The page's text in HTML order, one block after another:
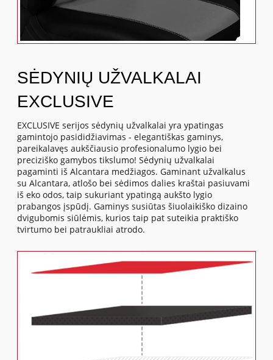
SĖDYNIŲ UŽVALKALAI
EXCLUSIVE
EXCLUSIVE serijos sėdynių užvalkalai yra ypatingas
gamintojo pasididžiavimas - elegantiškas gaminys,
pareikalavęs aukščiausio profesionalumo lygio bei
preciziško gamybos tikslumo! Sėdynių užvalkalai
pagaminti iš Alcantara medžiagos. Gaminant užvalkalus
su Alcantara, atlošo bei sėdimos dalies kraštai pasiuvami
iš eko odos, taip sukuriant ypatingą aukšto lygio
prabangos įspūdį. Gaminys susiūtas šiuolaikiško dizaino
dvigubomis siūlėmis, kurios taip pat suteikia praktiško
tvirtumo bei patraukliai atrodo.